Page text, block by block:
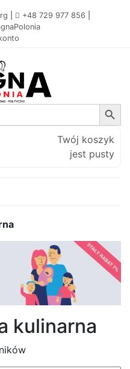
+48 729 977 856
Search Button
Twój koszyk
jest pusty
kulinarna
Posortowane
według